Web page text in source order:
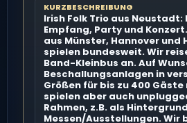
KURZBESCHREIBUNG
Irish Folk Trio aus Neustadt:
Empfang, Party und
aus Münster, Hannover und
spielen bundesweit. Wir
Band-Kleinbus an. Auf
Beschallungsanlagen in
Größen für bis zu 400
spielen aber auch
Rahmen, z.B. als
Messen/Ausstellungen. Wir